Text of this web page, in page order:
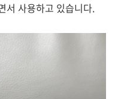
서 사용하고 있습니다.